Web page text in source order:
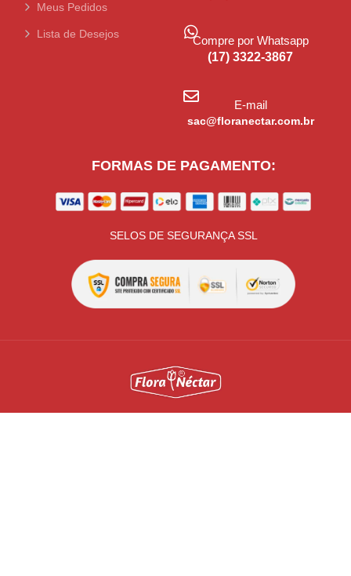
Meus Pedidos
Lista de Desejos
Compre por Whatsapp
(17) 3322-3867
E-mail
sac@floranectar.com.br
FORMAS DE PAGAMENTO:
SELOS DE SEGURANÇA SSL